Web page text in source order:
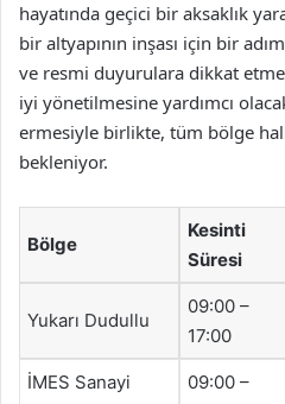
hayatında geçici bir aksaklık
bir altyapının inşası için bir
ve resmi duyurulara dikkat
iyi yönetilmesine yardımcı
ermesiyle birlikte, tüm bölge
bekleniyor.
Bölge
Kesinti
Süresi
Yukarı Dudullu
09:00 –
17:00
İMES Sanayi
09:00 –